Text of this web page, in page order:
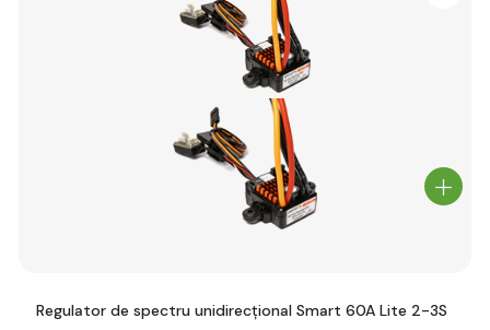
Regulator de spectru unidirecțional Smart 60A Lite 2-3S